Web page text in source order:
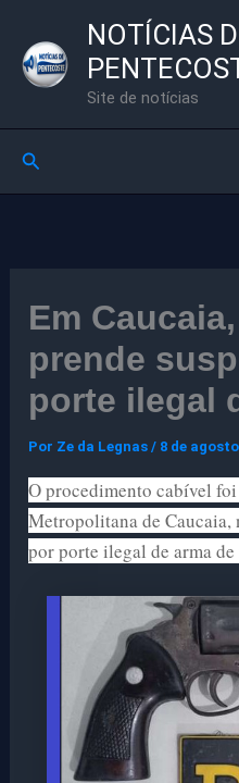
para
NOTÍCIAS
Site de notícias
Pesquisar
Em
prende
porte ilegal
Por Ze da Legnas/ 8 de
O procedimento cabível
Metropolitana de
por porte ilegal de arma de